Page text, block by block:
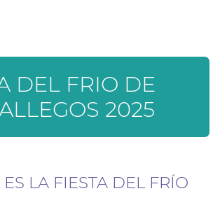
DEL FRIO DE
2025
LA FIESTA DEL FRÍO